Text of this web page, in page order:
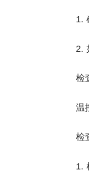
1.
2.
检
温
检
1.